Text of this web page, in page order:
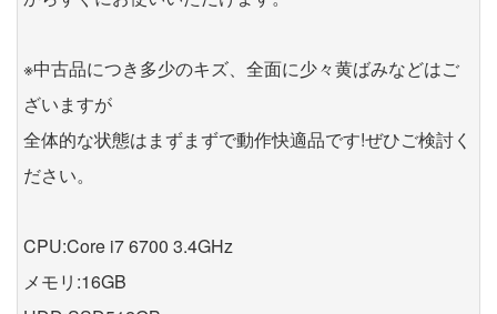
※中古品につき多少のキズ、全面に少々黄ばみなどはご
ざいますが
全体的な状態はまずまずで動作快適品です!ぜひご検討く
ださい。
CPU:Core i7 6700 3.4GHz
メモリ:16GB